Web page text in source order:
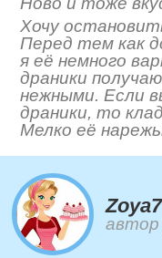
Хочу
Перед тем как
я её немного
драники
нежными. Если
драники, то
Мелко её
Zoya7